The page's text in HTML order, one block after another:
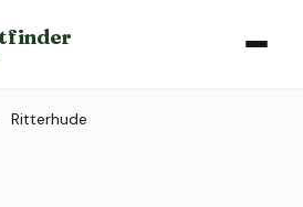
Ritterhude